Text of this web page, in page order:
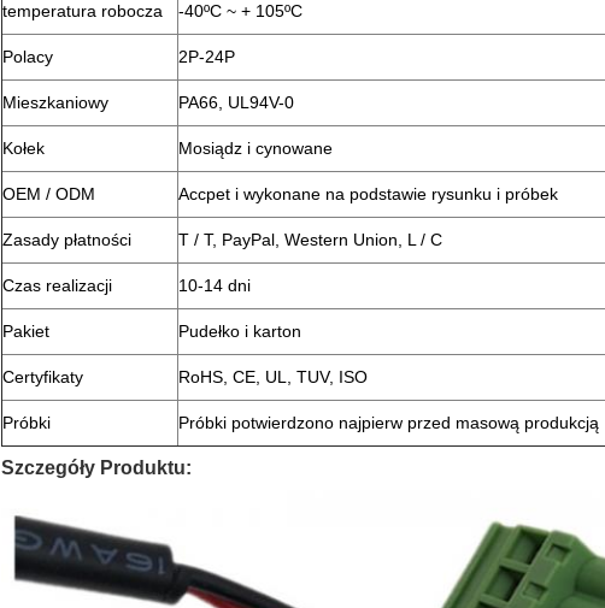
temperatura robocza -40ºC ~ + 105ºC
Polacy 2P-24P
Mieszkaniowy PA66, UL94V-0
Kołek Mosiądz i cynowane
OEM / ODM Accpet i wykonane na podstawie rysunku i próbek
Zasady płatności T / T, PayPal, Western Union, L / C
Czas realizacji 10-14 dni
Pakiet Pudełko i karton
Certyfikaty RoHS, CE, UL, TUV, ISO
Próbki Próbki potwierdzono najpierw przed masową produkcją
Szczegóły Produktu: